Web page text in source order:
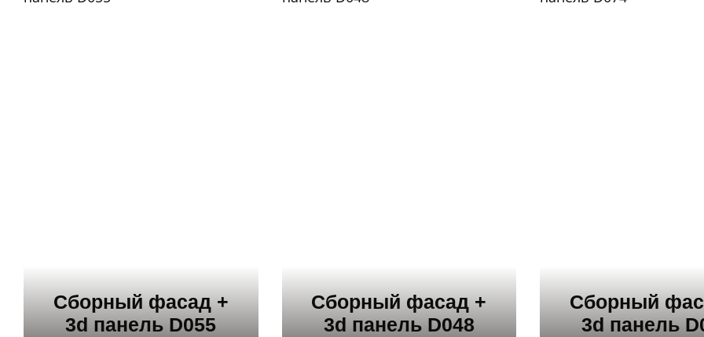
Сборный фасад +
3d панель D055
Сборный фасад +
3d панель D048
Сборный
3d панель